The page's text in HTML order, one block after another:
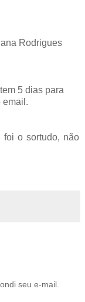
Rodrigues
5 dias para
email.
foi o sortudo, não
seu e-mail.